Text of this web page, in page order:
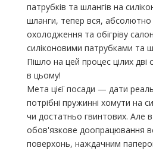
патрубків та шлангів на
шланги, тепер вся, абсолютно
охолодження та обігріву
силіконовими патрубками та
Пішло на цей процес цілих
в цьому!
Мета цієї посади — дати
потрібні пружинні хомути на
чи достатньо гвинтових. Але
обов'язкове доопрацювання
поверхонь, наждачним